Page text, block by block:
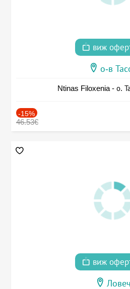
виж
о-в
Ntinas Filoxenia - о.
-15%
46.53€
виж
Ловеч